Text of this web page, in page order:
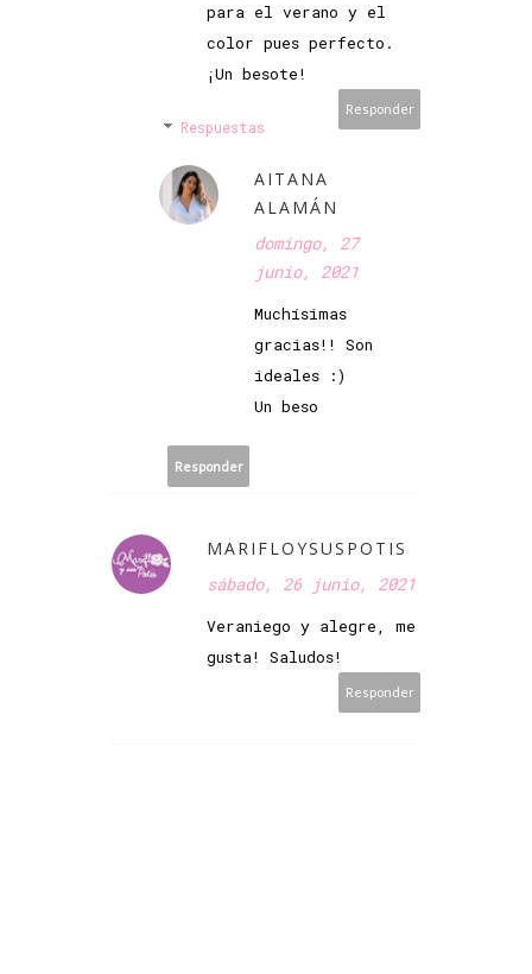
para el verano y el
color pues perfecto.
¡Un besote!
Responder
Respuestas
AITANA
ALAMÁN
domingo, 27
junio, 2021
Muchísimas
gracias!! Son
ideales :)
Un beso
Responder
MARIFLOYSUSPOTIS
sábado, 26 junio, 2021
Veraniego y alegre, me
gusta! Saludos!
Responder